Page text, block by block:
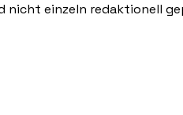
nicht einzeln redaktionell